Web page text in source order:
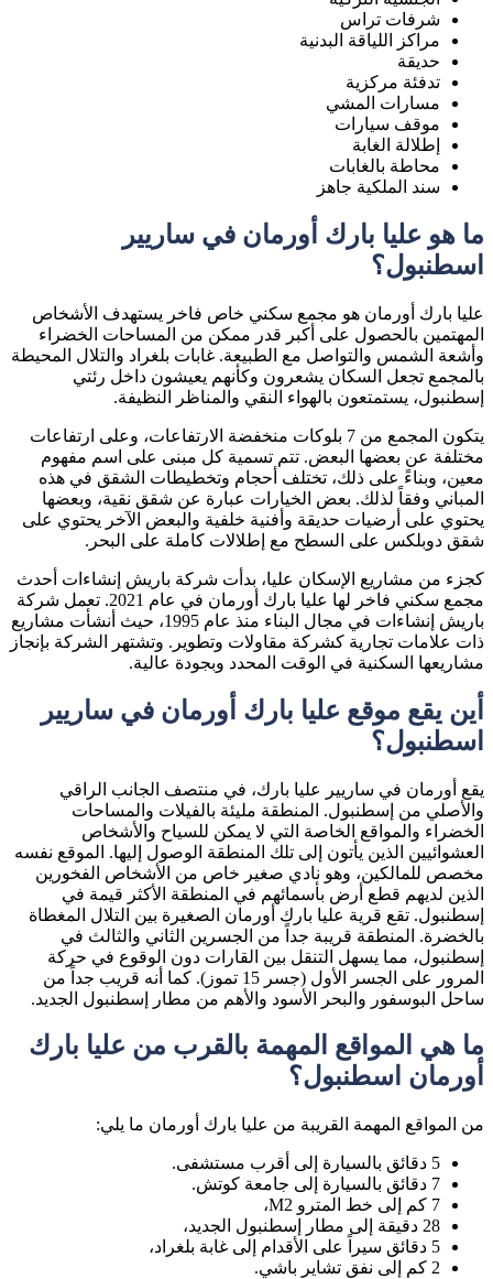
شرفات تراس
مراكز اللياقة البدنية
حديقة
تدفئة مركزية
مسارات المشي
موقف سيارات
إطلالة الغابة
محاطة بالغابات
سند الملكية جاهز
ما هو عليا بارك أورمان في ساريير
اسطنبول؟
عليا بارك أورمان هو مجمع سكني خاص فاخر يستهدف الأشخاص
المهتمين بالحصول على أكبر قدر ممكن من المساحات الخضراء
وأشعة الشمس والتواصل مع الطبيعة. غابات بلغراد والتلال المحيطة
بالمجمع تجعل السكان يشعرون وكأنهم يعيشون داخل رئتي
إسطنبول، يستمتعون بالهواء النقي والمناظر النظيفة.
يتكون المجمع من 7 بلوكات منخفضة الارتفاعات، وعلى ارتفاعات
مختلفة عن بعضها البعض. تتم تسمية كل مبنى على اسم مفهوم
معين، وبناءً على ذلك، تختلف أحجام وتخطيطات الشقق في هذه
المباني وفقاً لذلك. بعض الخيارات عبارة عن شقق نقية، وبعضها
يحتوي على أرضيات حديقة وأفنية خلفية والبعض الآخر يحتوي على
شقق دوبلكس على السطح مع إطلالات كاملة على البحر.
كجزء من مشاريع الإسكان عليا، بدأت شركة باريش إنشاءات أحدث
مجمع سكني فاخر لها عليا بارك أورمان في عام 2021. تعمل شركة
باريش إنشاءات في مجال البناء منذ عام 1995، حيث أنشأت مشاريع
ذات علامات تجارية كشركة مقاولات وتطوير. وتشتهر الشركة بإنجاز
مشاريعها السكنية في الوقت المحدد وبجودة عالية.
أين يقع موقع عليا بارك أورمان في ساريير
اسطنبول؟
يقع أورمان في ساريير عليا بارك، في منتصف الجانب الراقي
والأصلي من إسطنبول. المنطقة مليئة بالفيلات والمساحات
الخضراء والمواقع الخاصة التي لا يمكن للسياح والأشخاص
العشوائيين الذين يأتون إلى تلك المنطقة الوصول إليها. الموقع نفسه
مخصص للمالكين، وهو نادي صغير خاص من الأشخاص الفخورين
الذين لديهم قطع أرض بأسمائهم في المنطقة الأكثر قيمة في
إسطنبول. تقع قرية عليا بارك أورمان الصغيرة بين التلال المغطاة
بالخضرة. المنطقة قريبة جداً من الجسرين الثاني والثالث في
إسطنبول، مما يسهل التنقل بين القارات دون الوقوع في حركة
المرور على الجسر الأول (جسر 15 تموز). كما أنه قريب جداً من
ساحل البوسفور والبحر الأسود والأهم من مطار إسطنبول الجديد.
ما هي المواقع المهمة بالقرب من عليا بارك
أورمان اسطنبول؟
من المواقع المهمة القريبة من عليا بارك أورمان ما يلي:
5 دقائق بالسيارة إلى أقرب مستشفى.
7 دقائق بالسيارة إلى جامعة كوتش.
7 كم إلى خط المترو M2،
28 دقيقة إلى مطار إسطنبول الجديد،
5 دقائق سيراً على الأقدام إلى غابة بلغراد،
2 كم إلى نفق تشاير باشي.